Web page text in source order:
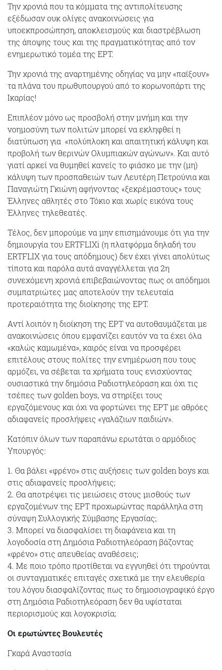
Την χρονιά που τα κόμματα της αντιπολίτευσης
εξέδωσαν ουκ ολίγες ανακοινώσεις για
υποεκπροσώπηση, αποκλεισμούς και διαστρέβλωση
της άποψης τους και της πραγματικότητας από τον
ενημερωτικό τομέα της ΕΡΤ.
Την χρονιά της αναρτημένης οδηγίας να μην «παίξουν»
τα πλάνα του πρωθυπουργού από το κορωνοπάρτι της
Ικαρίας!
Επιπλέον μόνο ως προσβολή στην μνήμη και την
νοημοσύνη των πολιτών μπορεί να εκληφθεί η
διατύπωση για «πολύπλοκη και απαιτητική κάλυψη και
προβολή των θερινών Ολυμπιακών αγώνων». Και αυτό
γιατί αρκεί να θυμηθεί κανείς το φιάσκο με την (μη)
κάλυψη των προσπαθειών των Λευτέρη Πετρούνια και
Παναγιώτη Γκιώνη αφήνοντας «ξεκρέμαστους» τους
Έλληνες αθλητές στο Τόκιο και χωρίς εικόνα τους
Έλληνες τηλεθεατές.
Τέλος, δεν μπορούμε να μην επισημάνουμε ότι για την
δημιουργία του ERTFLIXi (η πλατφόρμα δηλαδή του
ERTFLIX για τους απόδημους) δεν έχει γίνει απολύτως
τίποτα και παρόλα αυτά αναγγέλλεται για 2η
συνεχόμενη χρονιά επιβεβαιώνοντας πως οι απόδημοι
συμπατριώτες μας αποτελούν την τελευταία
προτεραιότητα της διοίκησης της ΕΡΤ.
Αντί λοιπόν η διοίκηση της ΕΡΤ να αυτοθαυμάζεται με
ανακοινώσεις όπου εμφανίζει εαυτόν να τα έχει όλα
«καλώς καμωμένα», καιρός είναι να προσφέρει
επιτέλους στους πολίτες την ενημέρωση που τους
αρμόζει, να σέβεται τα χρήματα τους ενισχύοντας
ουσιαστικά την δημόσια Ραδιοτηλεόραση και όχι τις
τσέπες των golden boys, να στηρίξει τους
εργαζόμενους και όχι να φορτώνει της ΕΡΤ με αθρόες
αδιαφανείς προσλήψεις «γαλάζιων παιδιών».
Κατόπιν όλων των παραπάνω ερωτάται ο αρμόδιος
Υπουργός:
1. Θα βάλει «φρένο» στις αυξήσεις των golden boys και
στις αδιαφανείς προσλήψεις;
2. Θα αποτρέψει τις μειώσεις στους μισθούς των
εργαζομένων της ΕΡΤ προχωρώντας παράλληλα στη
σύναψη Συλλογικής Σύμβασης Εργασίας;
3. Μπορεί να διασφαλίσει τη διαφάνεια και τη
λογοδοσία στη Δημόσια Ραδιοτηλεόραση βάζοντας
«φρένο» στις απευθείας αναθέσεις;
4. Με ποιο τρόπο προτίθεται να εγγυηθεί ότι τηρούνται
οι συνταγματικές επιταγές σχετικά με την ελευθερία
του λόγου διασφαλίζοντας πως το δημοσιογραφικό έργο
στη Δημόσια Ραδιοτηλεόραση δεν θα υφίσταται
περιορισμούς και λογοκρισία;
Οι ερωτώντες Βουλευτές
Γκαρά Αναστασία